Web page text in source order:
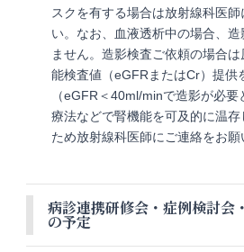
スクを有する場合は放射線科医
い。なお、血液透析中の場合、
ません。造影検査ご依頼の場合
能検査値（eGFRまたはCr）提供
（eGFR＜40ml/minで造影が必
療法などで腎機能を可及的に温
ため放射線科医師にご連絡をお願
病診連携研修会・症例検討会
の予定